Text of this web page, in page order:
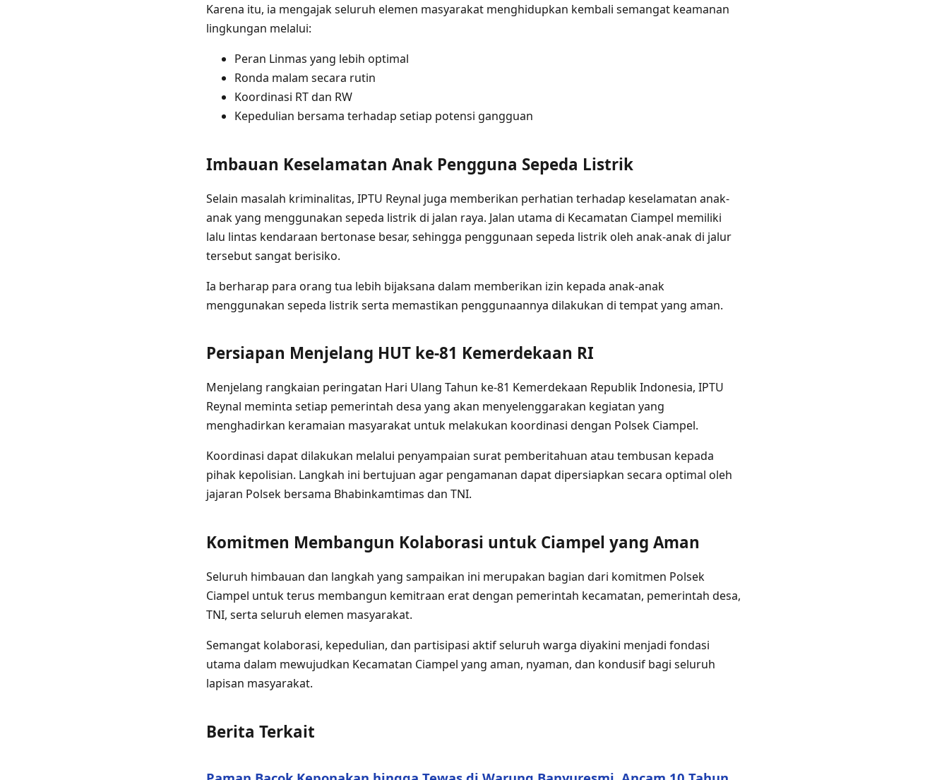
Karena itu, ia mengajak seluruh elemen masyarakat menghidupkan kembali semangat keamanan
lingkungan melalui:
Peran Linmas yang lebih optimal
Ronda malam secara rutin
Koordinasi RT dan RW
Kepedulian bersama terhadap setiap potensi gangguan
Imbauan Keselamatan Anak Pengguna Sepeda Listrik
Selain masalah kriminalitas, IPTU Reynal juga memberikan perhatian terhadap keselamatan anak-
anak yang menggunakan sepeda listrik di jalan raya. Jalan utama di Kecamatan Ciampel memiliki
lalu lintas kendaraan bertonase besar, sehingga penggunaan sepeda listrik oleh anak-anak di jalur
tersebut sangat berisiko.
Ia berharap para orang tua lebih bijaksana dalam memberikan izin kepada anak-anak
menggunakan sepeda listrik serta memastikan penggunaannya dilakukan di tempat yang aman.
Persiapan Menjelang HUT ke-81 Kemerdekaan RI
Menjelang rangkaian peringatan Hari Ulang Tahun ke-81 Kemerdekaan Republik Indonesia, IPTU
Reynal meminta setiap pemerintah desa yang akan menyelenggarakan kegiatan yang
menghadirkan keramaian masyarakat untuk melakukan koordinasi dengan Polsek Ciampel.
Koordinasi dapat dilakukan melalui penyampaian surat pemberitahuan atau tembusan kepada
pihak kepolisian. Langkah ini bertujuan agar pengamanan dapat dipersiapkan secara optimal oleh
jajaran Polsek bersama Bhabinkamtimas dan TNI.
Komitmen Membangun Kolaborasi untuk Ciampel yang Aman
Seluruh himbauan dan langkah yang sampaikan ini merupakan bagian dari komitmen Polsek
Ciampel untuk terus membangun kemitraan erat dengan pemerintah kecamatan, pemerintah desa,
TNI, serta seluruh elemen masyarakat.
Semangat kolaborasi, kepedulian, dan partisipasi aktif seluruh warga diyakini menjadi fondasi
utama dalam mewujudkan Kecamatan Ciampel yang aman, nyaman, dan kondusif bagi seluruh
lapisan masyarakat.
Berita Terkait